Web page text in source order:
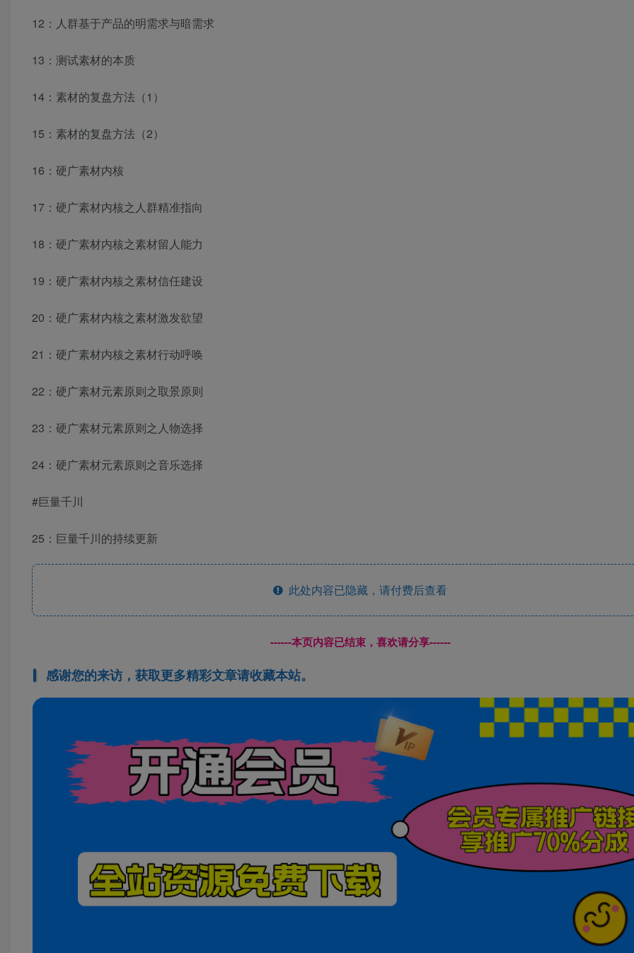
12：人群基于产品的明需求与暗需求
13：测试素材的本质
14：素材的复盘方法（1）
15：素材的复盘方法（2）
16：硬广素材内核
17：硬广素材内核之人群精准指向
18：硬广素材内核之素材留人能力
19：硬广素材内核之素材信任建设
20：硬广素材内核之素材激发欲望
21：硬广素材内核之素材行动呼唤
22：硬广素材元素原则之取景原则
23：硬广素材元素原则之人物选择
24：硬广素材元素原则之音乐选择
#巨量千川
25：巨量千川的持续更新
此处内容已隐藏，请付费后查看
------本页内容已结束，喜欢请分享------
感谢您的来访，获取更多精彩文章请收藏本站。